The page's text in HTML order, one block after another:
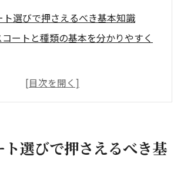
ト選びで押さえるべき基本知識
ートと種類の基本を分かりやすく
の基礎用語とコート選びのポイント
適したコートタイプの特徴と違い
ニスコート種類と特徴を解説
ト選びで押さえるべき基